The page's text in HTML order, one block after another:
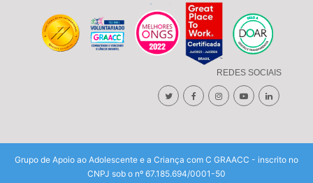
REDES SOCIAIS
Grupo de Apoio ao Adolescente e a Criança com C GRAACC - inscrito no
CNPJ sob o nº 67.185.694/0001-50